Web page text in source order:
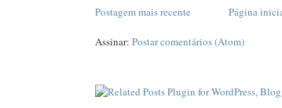
Postagem mais recente Página
Assinar: Postar comentários (Atom)